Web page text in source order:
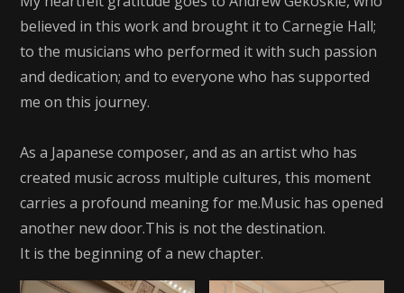
believed in this work and brought it to Carnegie Hall;
to the musicians who performed it with such passion
and dedication; and to everyone who has supported
me on this journey.
As a Japanese composer, and as an artist who has
created music across multiple cultures, this moment
carries a profound meaning for me.Music has opened
another new door.This is not the destination.
It is the beginning of a new chapter.